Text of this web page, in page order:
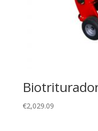
€2,029.09